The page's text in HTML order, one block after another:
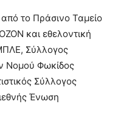
το Πράσινο Ταμείο
και εθελοντική
Σύλλογος
Νομού Φωκίδος
Σύλλογος
Ένωση